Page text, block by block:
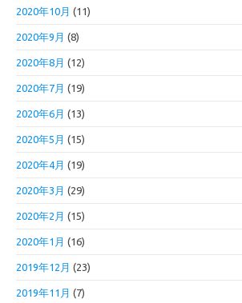
2020年10月 (11)
2020年9月 (8)
2020年8月 (12)
2020年7月 (19)
2020年6月 (13)
2020年5月 (15)
2020年4月 (19)
2020年3月 (29)
2020年2月 (15)
2020年1月 (16)
2019年12月 (23)
2019年11月 (7)